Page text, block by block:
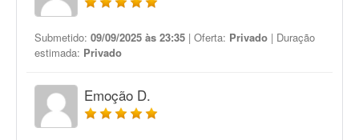
Submetido: 09/09/2025 às 23:35 | Oferta: Privado | Duração
estimada: Privado
Emoção D.